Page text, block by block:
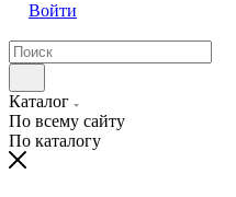
Войти
Каталог
По всему сайту
По каталогу